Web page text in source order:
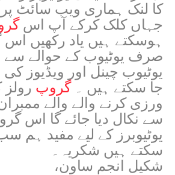
کا لنک ہماری ویب سائٹ
جہاں کلک کرکے آپ اس
ہوسکتے ہیں یاد رکھیں
صرف یوٹیوب کے حوالے سے
یوٹیوب چینل اور ویڈیوز
جا سکتے ہیں ۔ گروپ
ورزی کرنے والے والے
سے نکال دیا جائے گا اس
یوٹیوبرز کے لیے مفید ہم
سکتے ہیں شکریہ۔
شکیل انجم ساون،